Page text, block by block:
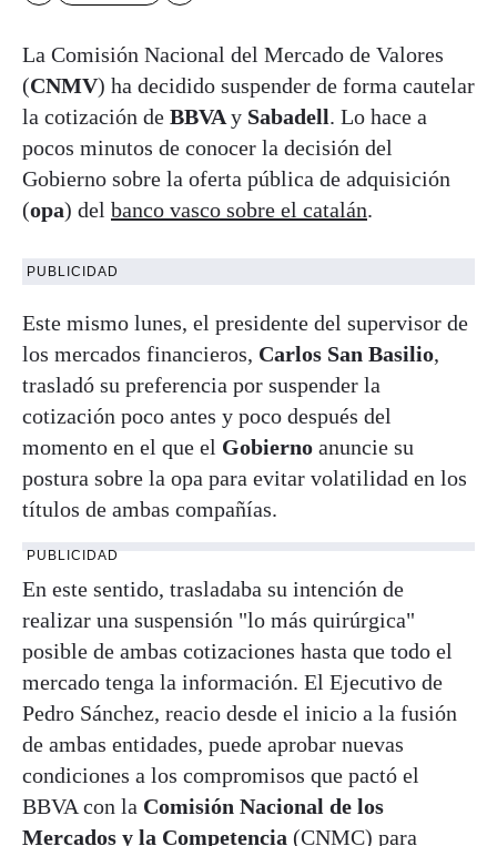
La Comisión Nacional del Mercado de Valores
(CNMV) ha decidido suspender de forma cautelar
la cotización de BBVAy Sabadell. Lo hace a
pocos minutos de conocer la decisión del
Gobierno sobre la oferta pública de adquisición
(opa) del banco vasco sobre el catalán.
PUBLICIDAD
Este mismo lunes, el presidente del supervisor de
los mercados financieros, Carlos San Basilio,
trasladó su preferencia por suspender la
cotización poco antes y poco después del
momento en el que el Gobierno anuncie su
postura sobre la opa para evitar volatilidad en los
títulos de ambas compañías.
PUBLICIDAD
En este sentido, trasladaba su intención de
realizar una suspensión "lo más quirúrgica"
posible de ambas cotizaciones hasta que todo el
mercado tenga la información. El Ejecutivo de
Pedro Sánchez, reacio desde el inicio a la fusión
de ambas entidades, puede aprobar nuevas
condiciones a los compromisos que pactó el
BBVA con la Comisión Nacional de los
Mercados y la Competencia (CNMC) para